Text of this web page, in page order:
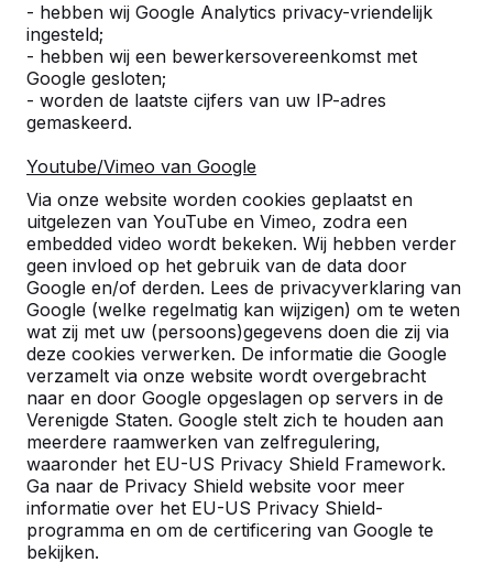
- hebben wij Google Analytics privacy-vriendelijk
ingesteld;
- hebben wij een bewerkersovereenkomst met
Google gesloten;
- worden de laatste cijfers van uw IP-adres
gemaskeerd.
Youtube/Vimeo van Google
Via onze website worden cookies geplaatst en
uitgelezen van YouTube en Vimeo, zodra een
embedded video wordt bekeken. Wij hebben verder
geen invloed op het gebruik van de data door
Google en/of derden. Lees de privacyverklaring van
Google (welke regelmatig kan wijzigen) om te weten
wat zij met uw (persoons)gegevens doen die zij via
deze cookies verwerken. De informatie die Google
verzamelt via onze website wordt overgebracht
naar en door Google opgeslagen op servers in de
Verenigde Staten. Google stelt zich te houden aan
meerdere raamwerken van zelfregulering,
waaronder het EU-US Privacy Shield Framework.
Ga naar de Privacy Shield website voor meer
informatie over het EU-US Privacy Shield-
programma en om de certificering van Google te
bekijken.
Referenties
U vindt onze producten in heel Europa en
zelfs daarbuiten. Bekijk hier waar bij u in de
buurt al een HeBlad product staat.
Product
Alles weergeven
Categorie
Alles weergeven
Zoek op plaats of postcode